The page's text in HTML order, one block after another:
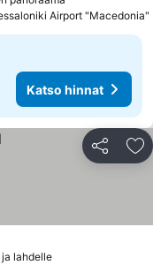
Airport "Macedonia"
Katso hinnat
Jaa
lahdelleKatso hinnat